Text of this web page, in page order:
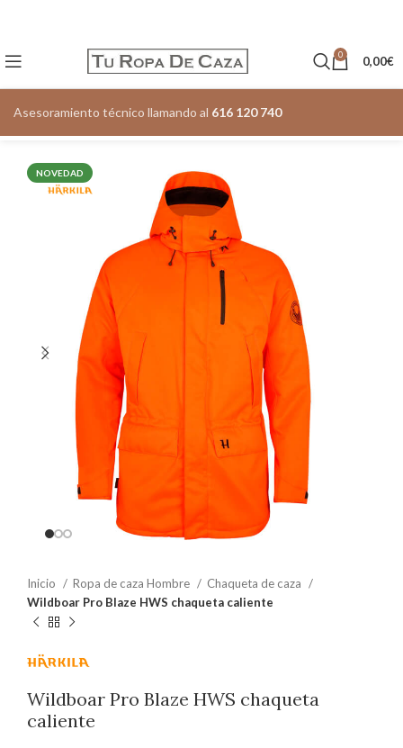
0 0,00€
Asesoramiento técnico llamando al 616 120 740
NOVEDAD
Inicio Ropa de caza Hombre
Chaqueta de caza
Wildboar Pro Blaze HWS chaqueta caliente
Wildboar Pro Blaze HWS chaqueta
caliente